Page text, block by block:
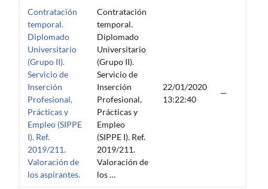
Contratación
temporal.
Diplomado
Universitario
(Grupo II).
Servicio de
Inserción
Profesional,
Prácticas y
Empleo (SIPPE
I). Ref.
2019/211.
Valoración de
los aspirantes.
Contratación
temporal.
Diplomado
Universitario
(Grupo II).
Servicio de
Inserción
Profesional,
Prácticas y
Empleo
(SIPPE I). Ref.
2019/211.
Valoración de
los …
22/01/2020
13:22:40
—